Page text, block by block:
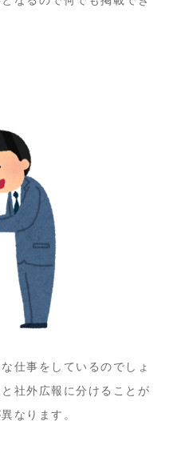
仕事をしているのでしょ
社外広報に分けることが
なります。